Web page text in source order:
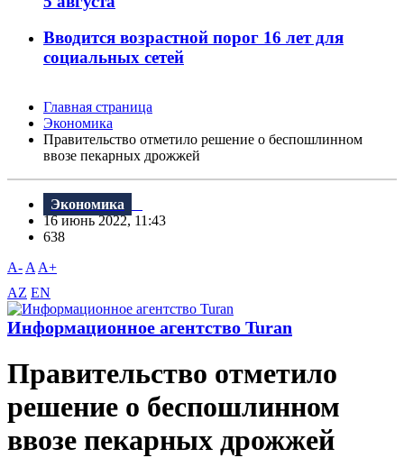
Вводится возрастной порог 16 лет для
социальных сетей
Главная страница
Экономика
Правительство отметило решение о беспошлинном
ввозе пекарных дрожжей
Экономика
16 июнь 2022, 11:43
638
A- A A+
AZ EN
Информационное агентство Turan
Правительство отметило
решение о беспошлинном
ввозе пекарных дрожжей